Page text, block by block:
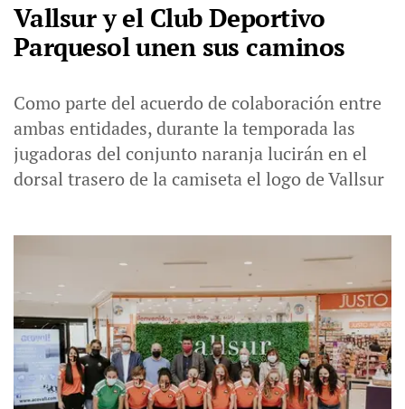
Vallsur y el Club Deportivo
Parquesol unen sus caminos
Como parte del acuerdo de colaboración entre
ambas entidades, durante la temporada las
jugadoras del conjunto naranja lucirán en el
dorsal trasero de la camiseta el logo de Vallsur